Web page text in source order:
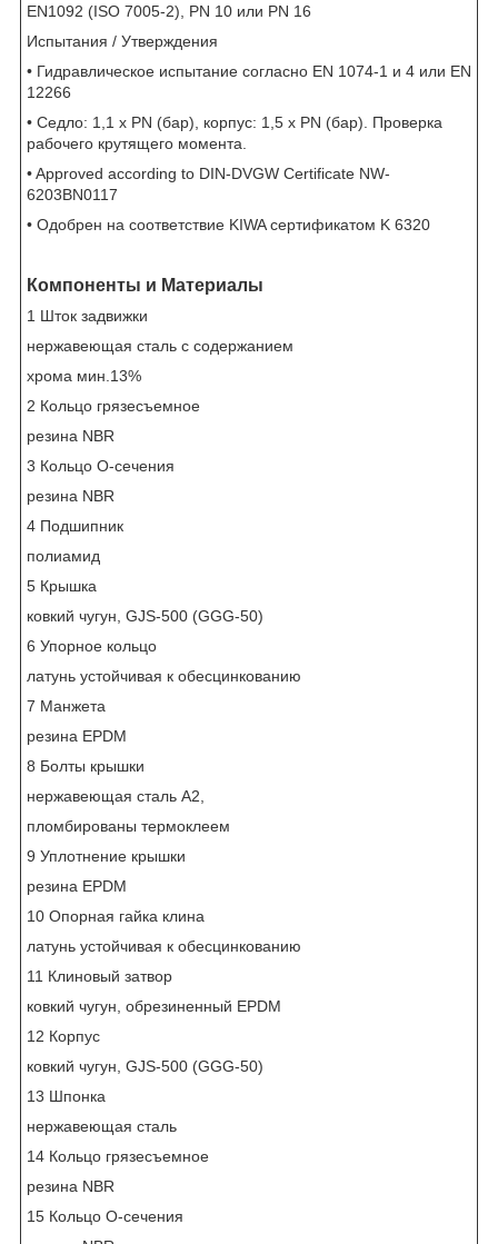
EN1092 (ISO 7005-2), PN 10 или PN 16
Испытания / Утверждения
• Гидравлическое испытание согласно EN 1074-1 и 4 или EN
12266
• Седло: 1,1 x PN (бар), корпус: 1,5 x PN (бар). Проверка
рабочего крутящего момента.
• Approved according to DIN-DVGW Certificate NW-
6203BN0117
• Одобрен на соответствие KIWA сертификатом K 6320
Компоненты и Материалы
1 Шток задвижки
нержавеющая сталь с содержанием
хрома мин.13%
2 Кольцо грязесъемное
резина NBR
3 Кольцо О-сечения
резина NBR
4 Подшипник
полиамид
5 Крышка
ковкий чугун, GJS-500 (GGG-50)
6 Упорное кольцо
латунь устойчивaя к обесцинкованию
7 Манжета
резина EPDM
8 Болты крышки
нержавеющая сталь А2,
пломбированы термоклеем
9 Уплотнение крышки
резина EPDM
10 Опорная гайка клина
латунь устойчивaя к обесцинкованию
11 Клиновый затвор
ковкий чугун, обрезиненный EPDM
12 Корпус
ковкий чугун, GJS-500 (GGG-50)
13 Шпонка
нержавеющая сталь
14 Кольцо грязесъемное
резина NBR
15 Кольцо О-сечения